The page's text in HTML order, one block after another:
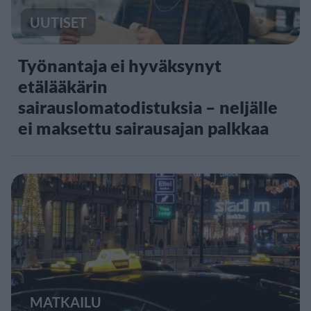
UUTISET
Työnantaja ei hyväksynyt
etälääkärin
sairauslomatodistuksia – neljälle
ei maksettu sairausajan palkkaa
MATKAILU